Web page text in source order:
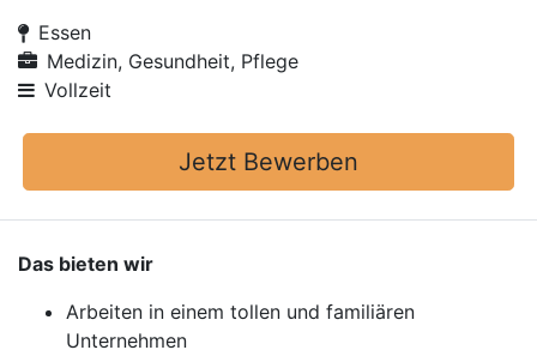
Essen
Medizin, Gesundheit, Pflege
Vollzeit
Jetzt Bewerben
Das bieten wir
Arbeiten in einem tollen und familiären
Unternehmen